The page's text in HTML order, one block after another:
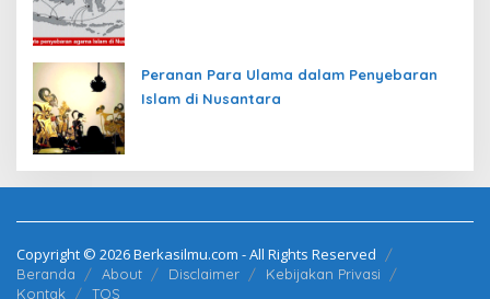
Peranan Para Ulama dalam Penyebaran
Islam di Nusantara
Copyright © 2026 Berkasilmu.com - All Rights Reserved
Beranda About Disclaimer
Kebijakan Privasi
Kontak
TOS